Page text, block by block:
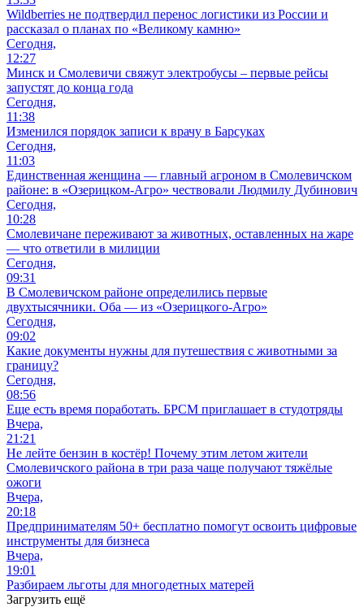
Wildberries не подтвердил перенос логистики из России и
рассказал о планах по «Великому камню»
Сегодня,
12:27
Минск и Смолевичи свяжут электробусы – первые рейсы
запустят до конца года
Сегодня,
11:38
Изменился порядок записи к врачу в Барсуках
Сегодня,
11:03
Единственная женщина — главный агроном в Смолевичском
районе: в «Озерицком-Агро» чествовали Людмилу Дубинович
Сегодня,
10:28
Смолевичане переживают за животных, оставленных на жаре
— что ответили в милиции
Сегодня,
09:31
В Смолевичском районе определились первые
двухтысячники. Оба — из «Озерицкого-Агро»
Сегодня,
09:02
Какие документы нужны для путешествия с животными за
границу?
Сегодня,
08:56
Еще есть время поработать. БРСМ приглашает в студотряды
Вчера,
21:21
Не лейте бензин в костёр! Почему этим летом жители
Смолевичского района в три раза чаще получают тяжёлые
ожоги
Вчера,
20:18
Предпринимателям 50+ бесплатно помогут освоить цифровые
инструменты для бизнеса
Вчера,
19:01
Разбираем льготы для многодетных матерей
Загрузить ещё